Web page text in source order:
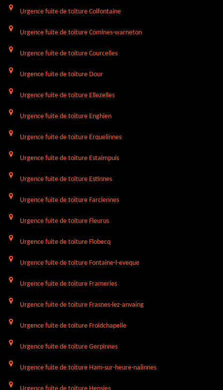
Urgence fuite de toiture Colfontaine
Urgence fuite de toiture Comines-warneton
Urgence fuite de toiture Courcelles
Urgence fuite de toiture Dour
Urgence fuite de toiture Ellezelles
Urgence fuite de toiture Enghien
Urgence fuite de toiture Erquelinnes
Urgence fuite de toiture Estaimpuis
Urgence fuite de toiture Estinnes
Urgence fuite de toiture Farciennes
Urgence fuite de toiture Fleurus
Urgence fuite de toiture Flobecq
Urgence fuite de toiture Fontaine-l-eveque
Urgence fuite de toiture Frameries
Urgence fuite de toiture Frasnes-lez-anvaing
Urgence fuite de toiture Froidchapelle
Urgence fuite de toiture Gerpinnes
Urgence fuite de toiture Ham-sur-heure-nalinnes